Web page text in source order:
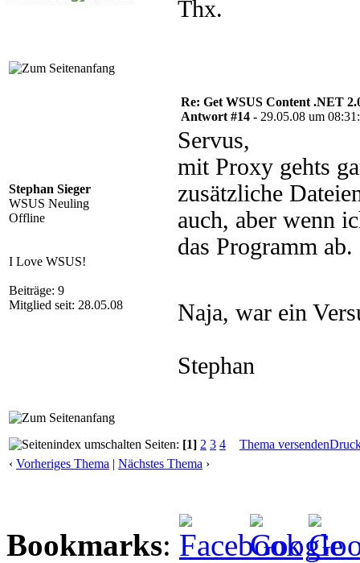
Thx.
Stephan Sieger
WSUS Neuling
Offline
I Love WSUS!
Beiträge: 9
Mitglied seit: 28.05.08
Re: Get WSUS Content .NET
Antwort #14 - 29.05.08 um
Servus,
mit Proxy gehts
zusätzliche
auch, aber wenn
das Programm ab.
Naja, war ein
Stephan
Seiten: [1] 2 3 4 Thema versenden
‹ Vorheriges Thema | Nächstes Thema ›
Bookmarks: